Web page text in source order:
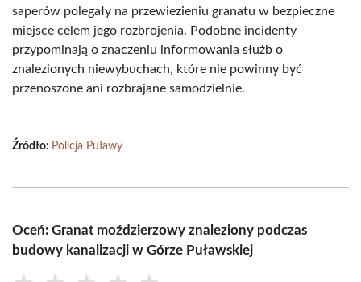
saperów polegały na przewiezieniu granatu w bezpieczne
miejsce celem jego rozbrojenia. Podobne incidenty
przypominają o znaczeniu informowania służb o
znalezionych niewybuchach, które nie powinny być
przenoszone ani rozbrajane samodzielnie.
Źródło: Policja Puławy
Oceń: Granat moździerzowy znaleziony podczas
budowy kanalizacji w Górze Puławskiej